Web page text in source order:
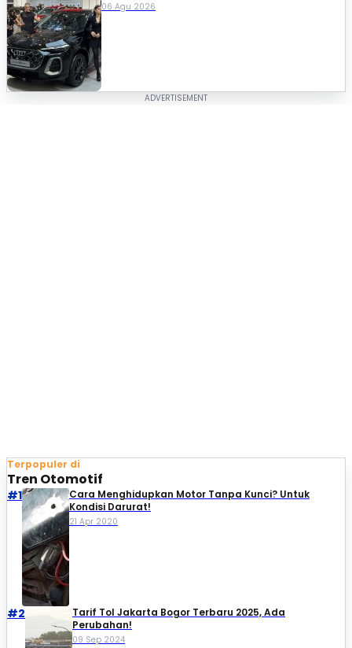
06 Agu 2026
Terpopuler di
Tren Otomotif
#1
Cara Menghidupkan Motor Tanpa Kunci? Untuk
Kondisi Darurat!
21 Apr 2020
#2
Tarif Tol Jakarta Bogor Terbaru 2025, Ada
Perubahan!
09 Sep 2024